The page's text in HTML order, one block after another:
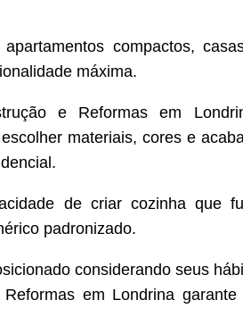
compactos,
máxima.
e Reformas em
materiais, cores e
de criar cozinha que
padronizado.
considerando seus
em Londrina